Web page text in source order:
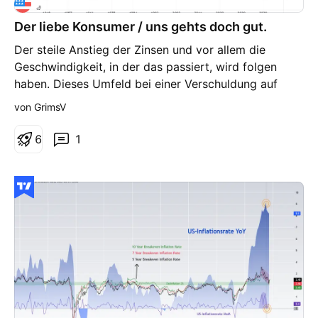
Der liebe Konsumer / uns gehts doch gut.
Der steile Anstieg der Zinsen und vor allem die
Geschwindigkeit, in der das passiert, wird folgen
haben. Dieses Umfeld bei einer Verschuldung auf
Alltime High ...da kratzt sich der Ökonom
von GrimsV
1
6